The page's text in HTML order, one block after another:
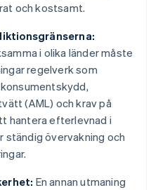
och kostsamt.
i olika länder måste
regelverk som
(AML) och krav på
hantera efterlevnad i
ständig övervakning och
En annan utmaning